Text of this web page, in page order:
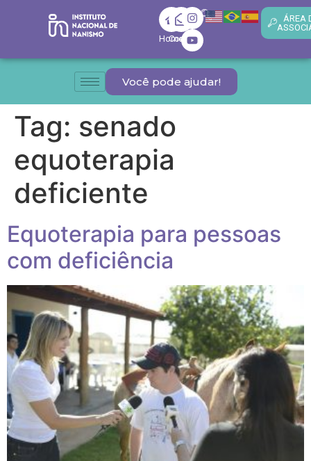
Home
Contato
ÁREA
Você pode ajudar!
Tag: senado
equoterapia
deficiente
Equoterapia para pessoas
com deficiência